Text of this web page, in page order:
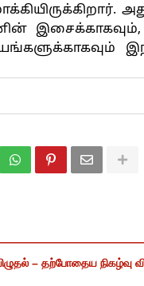
– தற்போதைய நிகழ்வு